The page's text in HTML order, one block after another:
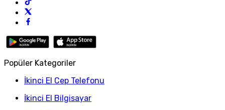
Popüler Kategoriler
İkinci El Cep Telefonu
İkinci El Bilgisayar